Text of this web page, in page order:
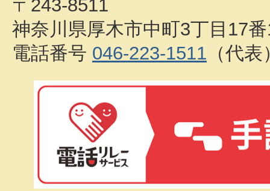
〒243-8511
神奈川県厚木市中町3丁目17
電話番号 046-223-1511 （代表